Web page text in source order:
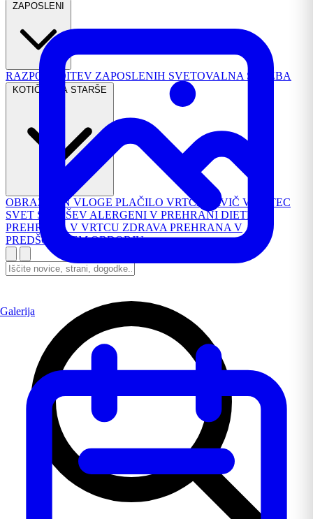
ZAPOSLENI
RAZPOREDITEV ZAPOSLENIH SVETOVALNA SLUŽBA
KOTIČEK ZA STARŠE
OBRAZCI IN VLOGE PLAČILO VRTCA
PRVIČ V VRTEC
SVET STARŠEV ALERGENI V PREHRANI DIETNA
PREHRANA V VRTCU ZDRAVA PREHRANA V
PREDŠOLSKEM OBDOBJU
Galerija